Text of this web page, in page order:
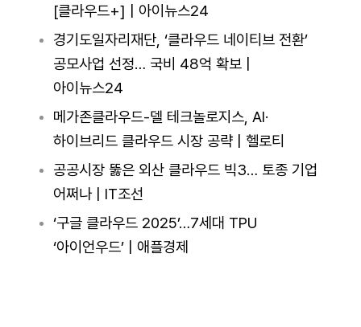
[클라우드+] | 아이뉴스24
경기도일자리재단, ‘클라우드 네이티브 전환’
공모사업 선정… 국비 48억 확보 |
아이뉴스24
메가존클라우드-델 테크놀로지스, AI·
하이브리드 클라우드 시장 공략 | 헬로티
공공시장 뚫은 외산 클라우드 빅3… 토종 기업
어쩌나 | IT조선
‘구글 클라우드 2025’…7세대 TPU
‘아이언우드’ | 애플경제